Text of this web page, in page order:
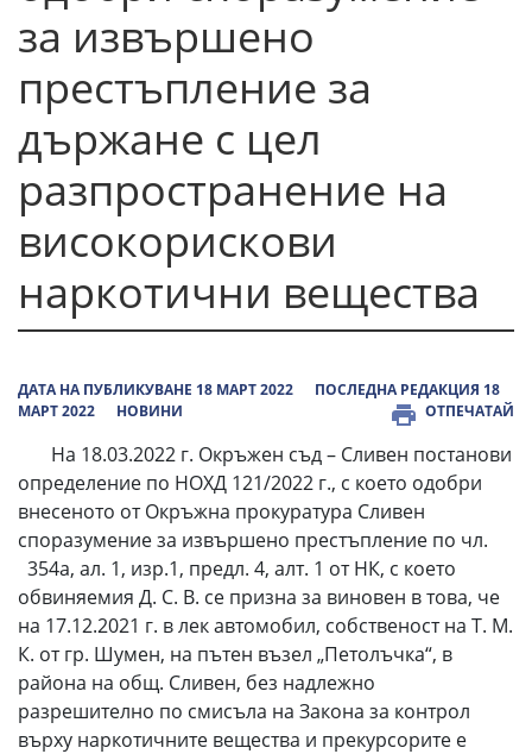
за извършено
престъпление за
държане с цел
разпространение на
високорискови
наркотични вещества
ДАТА НА ПУБЛИКУВАНЕ 18 МАРТ 2022
ПОСЛЕДНА РЕДАКЦИЯ 18
МАРТ 2022
НОВИНИ ОТПЕЧАТАЙ
На 18.03.2022 г. Окръжен съд – Сливен постанови
определение по НОХД 121/2022 г., с което одобри
внесеното от Окръжна прокуратура Сливен
споразумение за извършено престъпление по чл.
354а, ал. 1, изр.1, предл. 4, алт. 1 от НК, с което
обвиняемия Д. С. В. се призна за виновен в това, че
на 17.12.2021 г. в лек автомобил, собственост на Т. М.
К. от гр. Шумен, на пътен възел „Петолъчка“, в
района на общ. Сливен, без надлежно
разрешително по смисъла на Закона за контрол
върху наркотичните вещества и прекурсорите е